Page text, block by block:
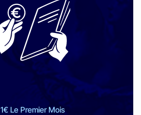
1€ Le Premier Mois